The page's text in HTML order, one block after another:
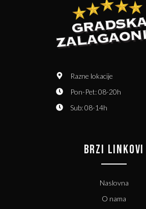
Razne lokacije
Pon-Pet: 08-20h
Sub: 08-14h
BRZI LINKOVI
Naslovna
O nama